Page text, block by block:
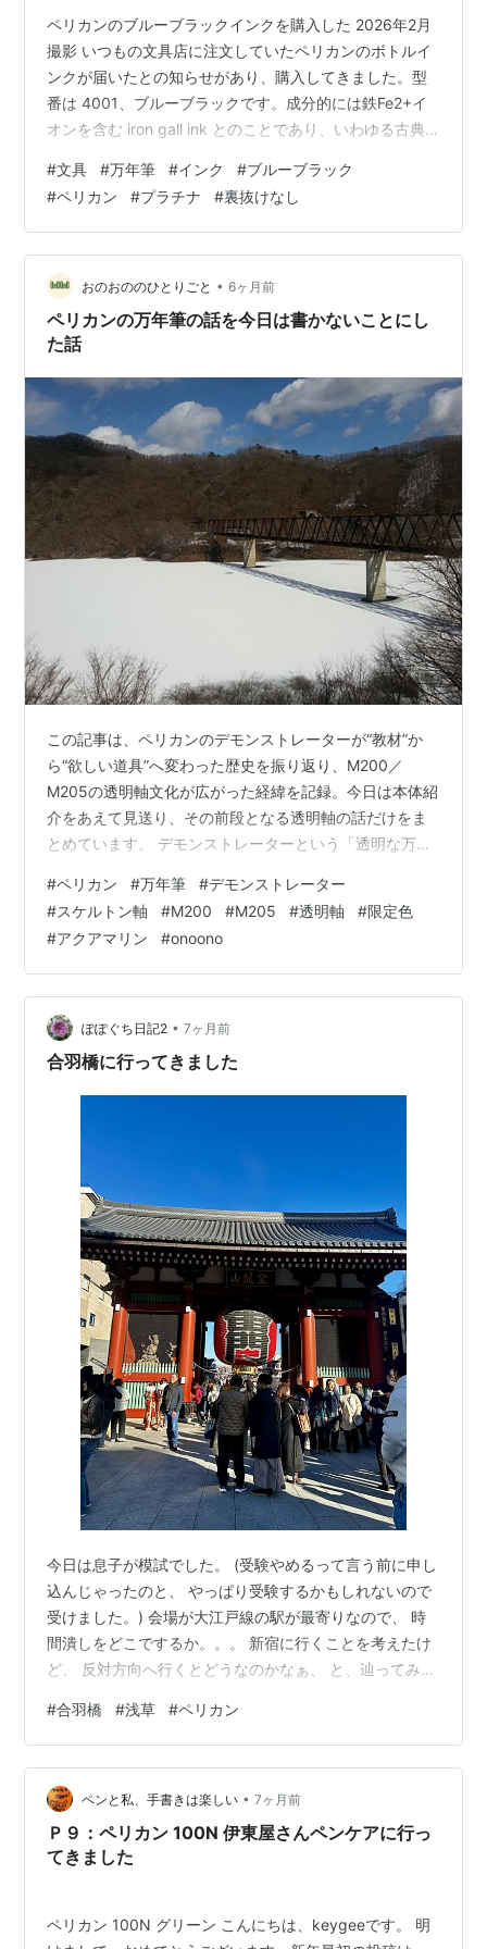
ペリカンのブルーブラックインクを購入した 2026年2月
撮影 いつもの文具店に注文していたペリカンのボトルイ
ンクが届いたとの知らせがあり、購入してきました。型
番は 4001、ブルーブラックです。成分的には鉄Fe2+イ
オンを含む iron gall ink とのことであり、いわゆる古典
の在庫を探してくれたようでお値段も 1,500円＋税 でし
た。 pgary.hatenablog.com さて何のペンで使おうかと
考えましたが、とりあえずコンバータをセットしていて
お休み中のパイロットのプレラ青軸(M:中字)で使ってみ
ることに。 コンバータ …
#文具 #万年筆 #インク #ブルーブラック
#ペリカン #プラチナ #裏抜けなし
おのおののひとりごと • 6ヶ月前
ペリカンの万年筆の話を今日は書かないことにし
た話
この記事は、ペリカンのデモンストレーターが“教材”か
ら“欲しい道具”へ変わった歴史を振り返り、M200／
M205の透明軸文化が広がった経緯を記録。今日は本体紹
介をあえて見送り、その前段となる透明軸の話だけをま
とめています。 デモンストレーターという「透明な万年
軸が“欲しいもの”になった M200（金）と M205（銀）が
生んだ透明軸文化 スケルトンは一度消え、また戻ってき
た 原型のスケルトンは職場に置きっぱなし 触れる順番を
守りたいという気持ち 今日はボツになったけれど 関連記
事 デモンストレーターという「透明な万年筆」の話 スケ
ルトンと…
#ペリカン #万年筆 #デモンストレーター
#スケルトン軸 #M200 #M205 #透明軸 #限定色
#アクアマリン #onoono
ぽぽぐち日記2 • 7ヶ月前
合羽橋に行ってきました
今日は息子が模試でした。 (受験やめるって言う前に申し
込んじゃったのと、 やっぱり受験するかもしれないので
受けました。) 会場が大江戸線の駅が最寄りなので、 時
間潰しをどこでするか。。。 新宿に行くことを考えたけ
ど、 反対方向へ行くとどうなのかなぁ、 と、辿ってみる
いけるのでは？ 調べてみたら、18分ほど歩くけど行けそ
う。 ということで合羽橋に向かいました〜。 でも、道具
街のお店が開くにはまだ時間があったので 浅草寺に寄り
道です。 わぁ、仲見世なんてものすごく久しぶり！ 外国
人がやっぱり多いですね。 人力車の人が英語でめちゃ客
引きしてました。…
#合羽橋 #浅草 #ペリカン
ペンと私、手書きは楽しい • 7ヶ月前
Ｐ９：ペリカン 100N 伊東屋さんペンケアに行っ
てきました